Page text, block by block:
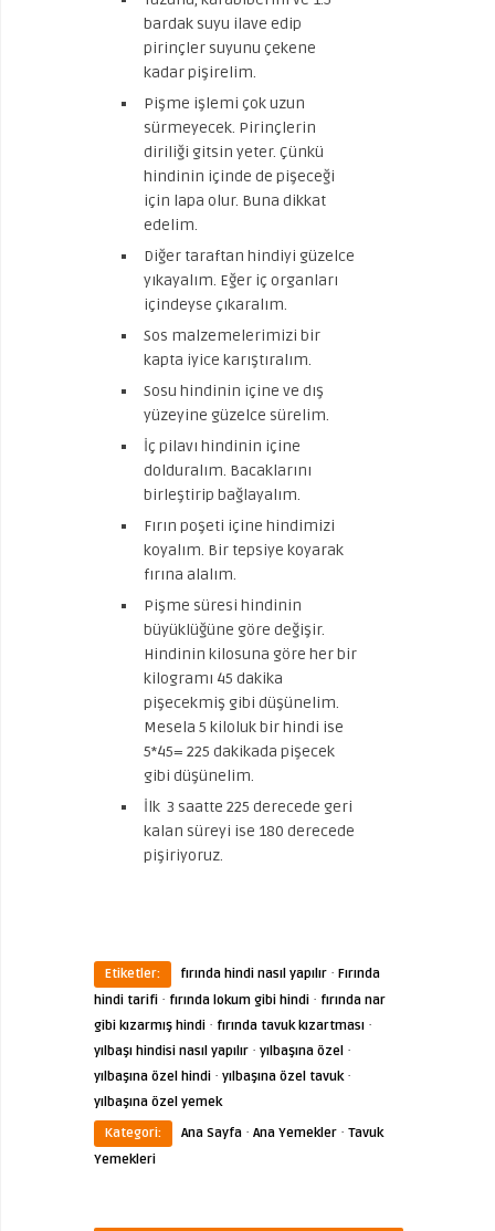
bardak suyu ilave edip
pirinçler suyunu çekene
kadar pişirelim.
Pişme işlemi çok uzun
sürmeyecek. Pirinçlerin
diriliği gitsin yeter. Çünkü
hindinin içinde de pişeceği
için lapa olur. Buna dikkat
edelim.
Diğer taraftan hindiyi güzelce
yıkayalım. Eğer iç organları
içindeyse çıkaralım.
Sos malzemelerimizi bir
kapta iyice karıştıralım.
Sosu hindinin içine ve dış
yüzeyine güzelce sürelim.
İç pilavı hindinin içine
dolduralım. Bacaklarını
birleştirip bağlayalım.
Fırın poşeti içine hindimizi
koyalım. Bir tepsiye koyarak
fırına alalım.
Pişme süresi hindinin
büyüklüğüne göre değişir.
Hindinin kilosuna göre her bir
kilogramı 45 dakika
pişecekmiş gibi düşünelim.
Mesela 5 kiloluk bir hindi ise
5*45= 225 dakikada pişecek
gibi düşünelim.
İlk 3 saatte 225 derecede geri
kalan süreyi ise 180 derecede
pişiriyoruz.
Etiketler: fırında hindi nasıl yapılır · Fırında
hindi tarifi · fırında lokum gibi hindi · fırında nar
gibi kızarmış hindi · fırında tavuk kızartması ·
yılbaşı hindisi nasıl yapılır · yılbaşına özel ·
yılbaşına özel hindi · yılbaşına özel tavuk·
yılbaşına özel yemek
Kategori:
Ana Sayfa · Ana Yemekler · Tavuk
Yemekleri